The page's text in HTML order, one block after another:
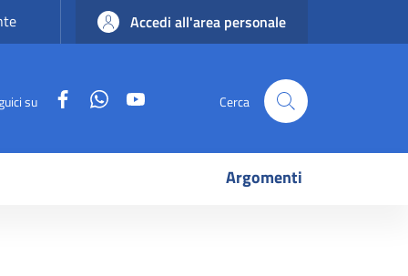
Accedi all'area personale
su FacebookWhatsApp Cerca
Argomenti